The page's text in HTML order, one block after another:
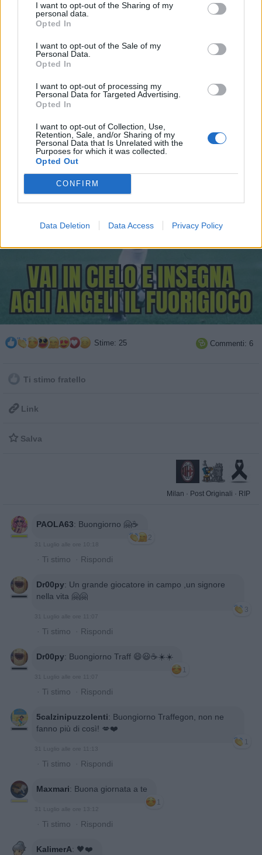
I want to opt-out of the Sharing of my
personal data.
Opted In
I want to opt-out of the Sale of my
Personal Data.
Opted In
I want to opt-out of processing my
Personal Data for Targeted Advertising.
Opted In
I want to opt-out of Collection, Use,
Retention, Sale, and/or Sharing of my
Personal Data that Is Unrelated with the
Purposes for which it was collected.
Opted Out
CONFIRM
Data Deletion Data Access Privacy Policy
Stime: 25  Commenti: 6
Ti stimo fratello
 Link
 Salva
Milan · Post Originali · RIP
PAOLA63: Buongiorno 🤗☕
2
· Ti stimo · Rispondi
Dr00py: Un grande giocatore in campo ,un signore
nella vita 🤗🤗
3
31 Luglio alle ore 11:07
· Ti stimo · Rispondi
Dr00py: Buongiorno Traff 😄😃☕☀️☀️
1
31 Luglio alle ore 11:07
· Ti stimo · Rispondi
5calzinipuzzolenti: Buongiorno Traffegon, non ne
fanno più di così! 💋❤️
1
· Ti stimo · Rispondi
Maxmari: Buona giornata a te
1
· Ti stimo · Rispondi
KalimerA: 🖤❤️